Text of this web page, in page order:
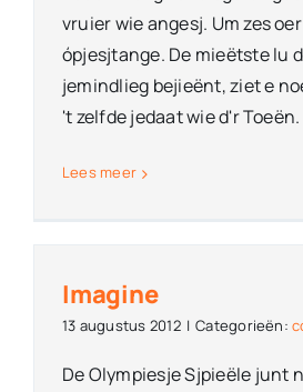
vruier wie angesj. Um zes
ópjesjtange. De mieëtste lu
jemindlieg bejieënt, ziet e
't zelfde jedaat wie d'r Toeën.
Lees meer
Imagine
13 augustus 2012 | Categorieën:
De Olympiesje Sjpieële junt